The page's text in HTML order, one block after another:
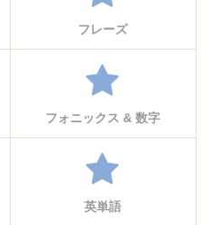
フレーズ
フォニックス & 数字
英単語